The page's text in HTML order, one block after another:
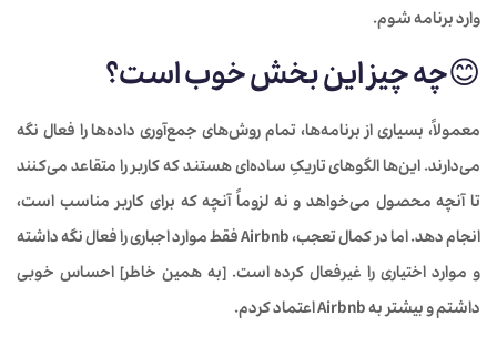
وارد برنامه شوم.
😊چه چیز این بخش خوب است؟
معمولاً، بسیاری از برنامه‌ها، تمام روش‌های جمع‌آوری داده‌ها را فعال نگه
می‌دارند. این‌ها الگوهای تاریکِ ساده‌ای هستند که کاربر را متقاعد می‌کنند
تا آنچه محصول می‌خواهد و نه لزوماً آنچه که برای کاربر مناسب است،
انجام دهد. اما در کمال تعجب، Airbnb فقط موارد اجباری را فعال نگه داشته
و موارد اختیاری را غیرفعال کرده است. [به همین خاطر] احساس خوبی
داشتم و بیشتر به Airbnb اعتماد کردم.